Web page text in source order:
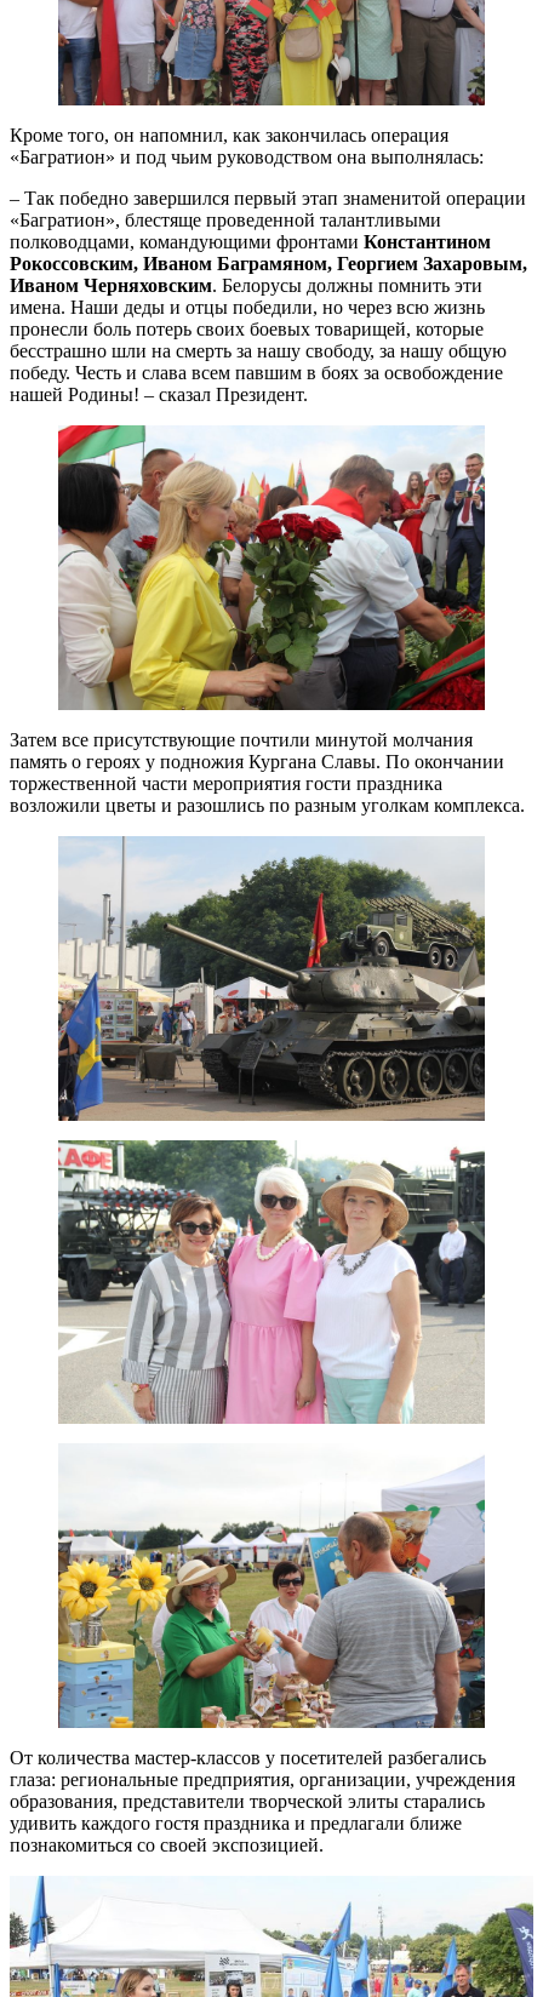
Кроме того, он напомнил, как закончилась операция
«Багратион» и под чьим руководством она выполнялась:
– Так победно завершился первый этап знаменитой операции
«Багратион», блестяще проведенной талантливыми
полководцами, командующими фронтами Константином
Рокоссовским, Иваном Баграмяном, Георгием Захаровым,
Иваном Черняховским. Белорусы должны помнить эти
имена. Наши деды и отцы победили, но через всю жизнь
пронесли боль потерь своих боевых товарищей, которые
бесстрашно шли на смерть за нашу свободу, за нашу общую
победу. Честь и слава всем павшим в боях за освобождение
нашей Родины! – сказал Президент.
Затем все присутствующие почтили минутой молчания
память о героях у подножия Кургана Славы. По окончании
торжественной части мероприятия гости праздника
возложили цветы и разошлись по разным уголкам комплекса.
От количества мастер-классов у посетителей разбегались
глаза: региональные предприятия, организации, учреждения
образования, представители творческой элиты старались
удивить каждого гостя праздника и предлагали ближе
познакомиться со своей экспозицией.